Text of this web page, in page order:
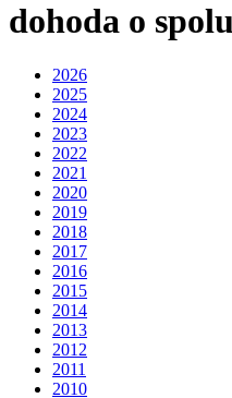
dohoda o
2026
2025
2024
2023
2022
2021
2020
2019
2018
2017
2016
2015
2014
2013
2012
2011
2010